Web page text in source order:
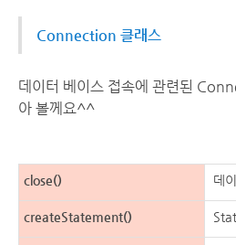
Connection 클래스
데이터 베이스 접속에 관련된
아 볼께요^^
close() 데
createStatement()